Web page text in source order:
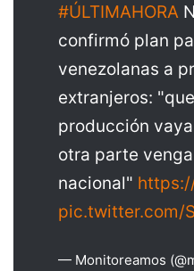
#ÚLTIMAHORA
confirmó plan
venezolanas a
extranjeros:
producción
otra parte
nacional"
pic.twitter.com/
— Monitoreamos